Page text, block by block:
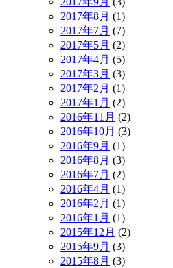
2017年8月 (1)
2017年7月 (7)
2017年5月 (2)
2017年4月 (5)
2017年3月 (3)
2017年2月 (1)
2017年1月 (2)
2016年11月 (2)
2016年10月 (3)
2016年9月 (1)
2016年8月 (3)
2016年7月 (2)
2016年4月 (1)
2016年2月 (1)
2016年1月 (1)
2015年12月 (2)
2015年9月 (3)
2015年8月 (3)